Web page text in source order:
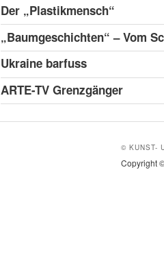
Der „Plastikmensch“
„Baumgeschichten“ – Vom
Ukraine barfuss
ARTE-TV Grenzgänger
© KUNST-
Copyright